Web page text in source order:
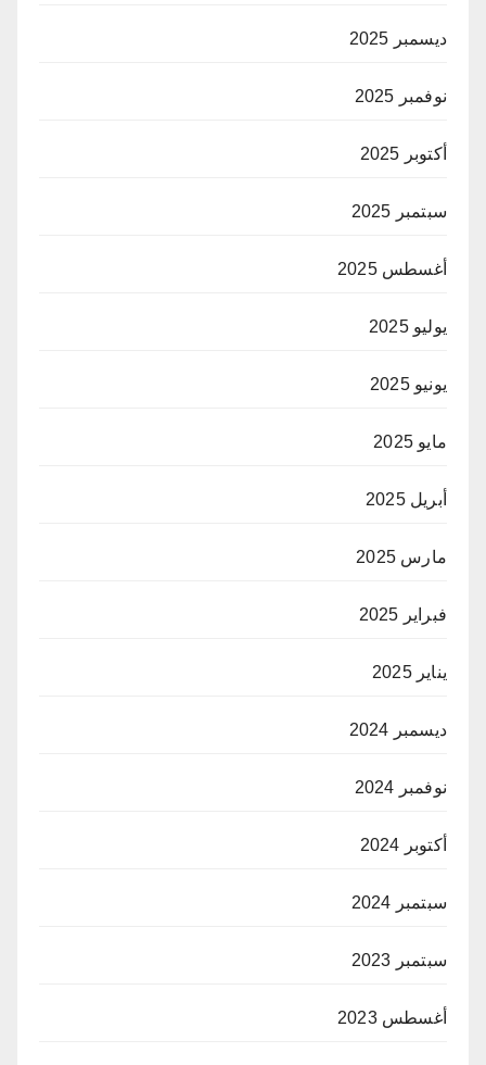
ديسمبر 2025
نوفمبر 2025
أكتوبر 2025
سبتمبر 2025
أغسطس 2025
يوليو 2025
يونيو 2025
مايو 2025
أبريل 2025
مارس 2025
فبراير 2025
يناير 2025
ديسمبر 2024
نوفمبر 2024
أكتوبر 2024
سبتمبر 2024
سبتمبر 2023
أغسطس 2023